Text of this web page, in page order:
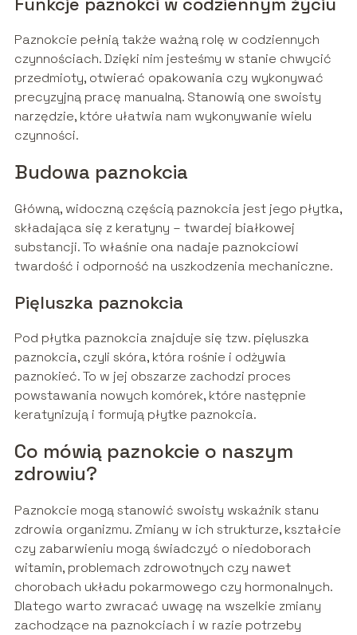
Paznokcie pełnią także ważną rolę w codziennych
czynnościach. Dzięki nim jesteśmy w stanie chwycić
przedmioty, otwierać opakowania czy wykonywać
precyzyjną pracę manualną. Stanowią one swoisty
narzędzie, które ułatwia nam wykonywanie wielu
czynności.
Budowa paznokcia
Główną, widoczną częścią paznokcia jest jego płytka,
składająca się z keratyny – twardej białkowej
substancji. To właśnie ona nadaje paznokciowi
twardość i odporność na uszkodzenia mechaniczne.
Pięluszka paznokcia
Pod płytka paznokcia znajduje się tzw. pięluszka
paznokcia, czyli skóra, która rośnie i odżywia
paznokieć. To w jej obszarze zachodzi proces
powstawania nowych komórek, które następnie
keratynizują i formują płytke paznokcia.
Co mówią paznokcie o naszym
zdrowiu?
Paznokcie mogą stanowić swoisty wskaźnik stanu
zdrowia organizmu. Zmiany w ich strukturze, kształcie
czy zabarwieniu mogą świadczyć o niedoborach
witamin, problemach zdrowotnych czy nawet
chorobach układu pokarmowego czy hormonalnych.
Dlatego warto zwracać uwagę na wszelkie zmiany
zachodzące na paznokciach i w razie potrzeby